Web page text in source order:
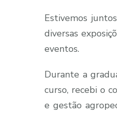
Estivemos
diversas
eventos.
Durante a
curso, recebi o
e gestão